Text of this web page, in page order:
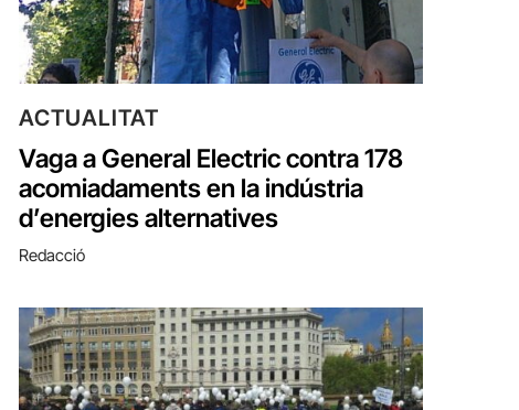
ACTUALITAT
Vaga a General Electric contra 178
acomiadaments en la indústria
d’energies alternatives
Redacció